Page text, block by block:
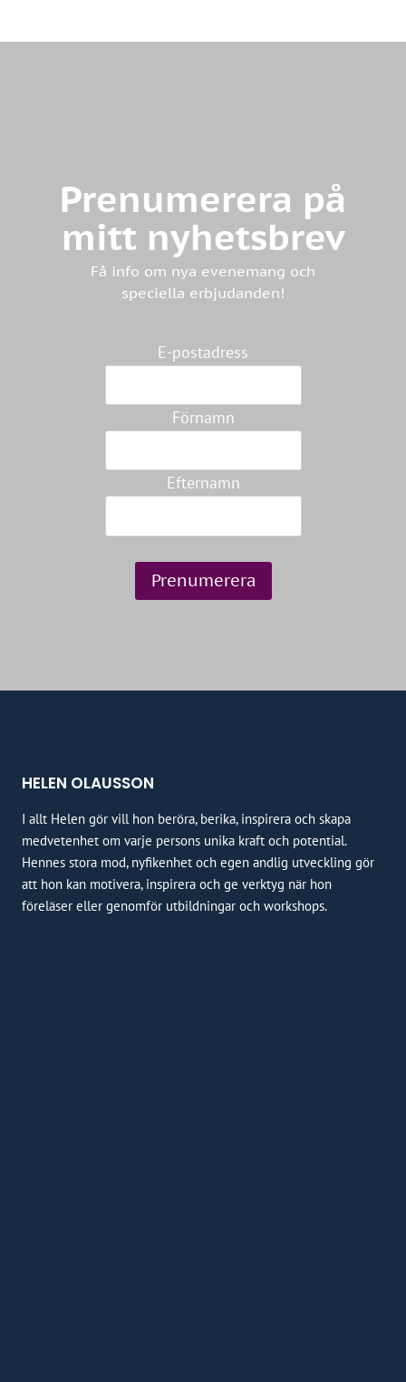
Prenumerera på
mitt nyhetsbrev
Få info om nya evenemang och
speciella erbjudanden!
E-postadress
Förnamn
Efternamn
HELEN OLAUSSON
I allt Helen gör vill hon beröra, berika, inspirera och skapa
medvetenhet om varje persons unika kraft och potential.
Hennes stora mod, nyfikenhet och egen andlig utveckling gör
att hon kan motivera, inspirera och ge verktyg när hon
föreläser eller genomför utbildningar och workshops.